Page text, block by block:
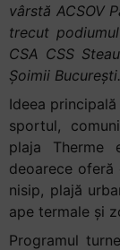
vârstă ACSOV
trecut
CSA CSS
Șoimii București.
Ideea
sportul,
plaja Therme
deoarece
nisip, plajă
ape termale și
Programul